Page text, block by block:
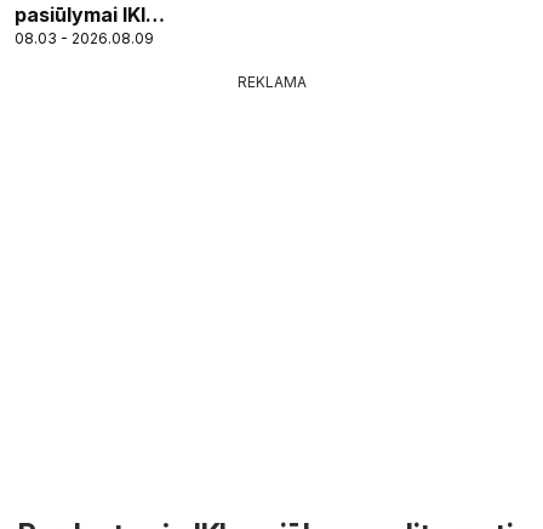
pasiūlymai IKI
parduotuvės klientams
08.03 - 2026.08.09
REKLAMA